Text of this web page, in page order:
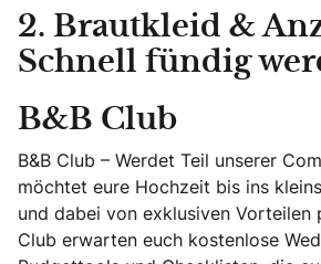
2. Brautkleid &
Schnell fündig
B&B Club
B&B Club – Werdet Teil unserer
möchtet eure Hochzeit bis ins
und dabei von exklusiven Vorteilen
Club erwarten euch kostenlose